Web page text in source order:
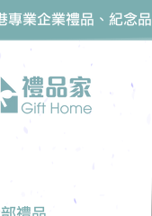
專業企業禮品、紀念
禮品